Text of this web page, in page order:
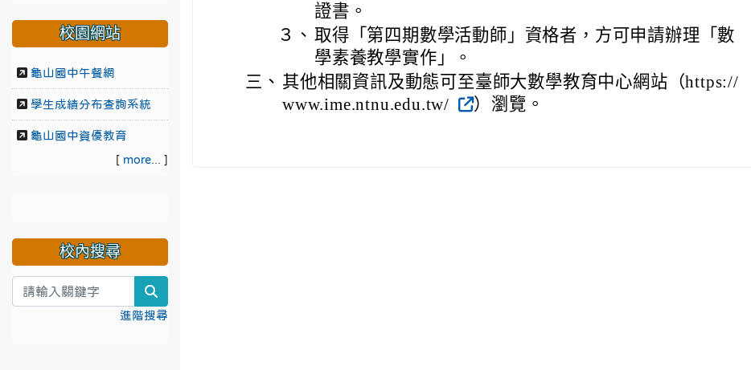
證書。
３、 取得「第四期數學活動師」資格者，方可申請辦理「數
學素養教學實作」。
三、 其他相關資訊及動態可至臺師大數學教育中心網站（https://
www.ime.ntnu.edu.tw/
）瀏覽。
校園網站
龜山國中午餐網
學生成績分布查詢系統
龜山國中資優教育
[ more... ]
校內搜尋
進階搜尋